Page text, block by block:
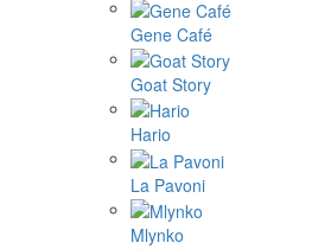
Gene Café
Goat Story
Hario
La Pavoni
Mlynko